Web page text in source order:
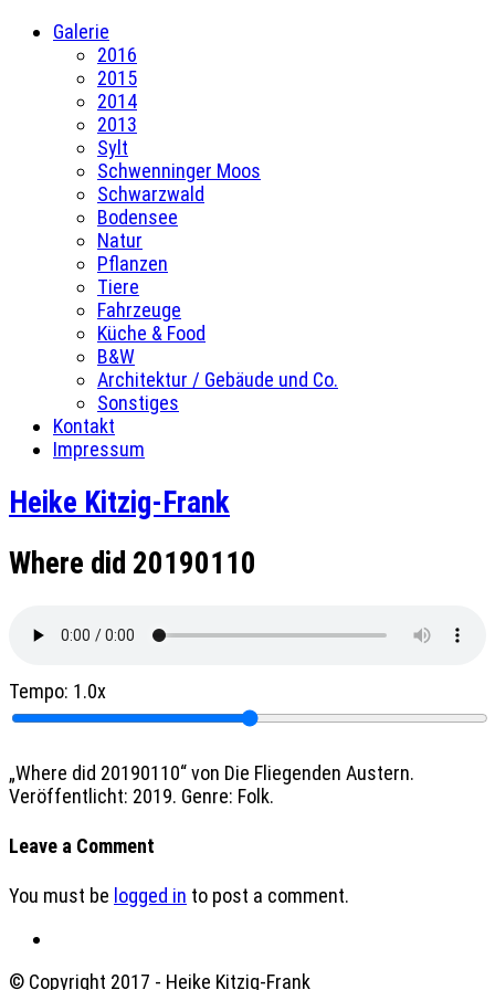
Galerie
2016
2015
2014
2013
Sylt
Schwenninger Moos
Schwarzwald
Bodensee
Natur
Pflanzen
Tiere
Fahrzeuge
Küche & Food
B&W
Architektur / Gebäude und Co.
Sonstiges
Kontakt
Impressum
Heike Kitzig-Frank
Where did 20190110
Tempo: 1.0x
„Where did 20190110“ von Die Fliegenden Austern.
Veröffentlicht: 2019. Genre: Folk.
Leave a Comment
You must be logged in to post a comment.
© Copyright 2017 - Heike Kitzig-Frank